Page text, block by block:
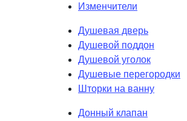
Изменчители
Душевая дверь
Душевой поддон
Душевой уголок
Душевые перегородки
Шторки на ванну
Донный клапан